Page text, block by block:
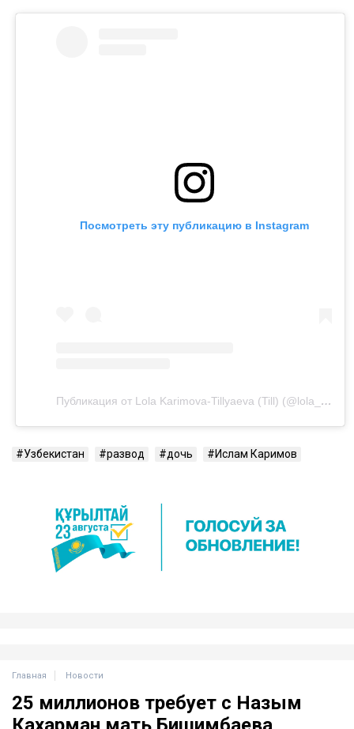
Посмотреть эту публикацию в Instagram
Публикация от Lola Karimova-Tillyaeva (Till) (@lola_tillyaeva)
Узбекистан развод дочь Ислам Каримов